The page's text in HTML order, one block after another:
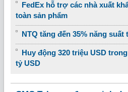
FedEx hỗ trợ các nhà xuất
toàn sản phẩm
NTQ tăng đến 35% năng
Huy động 320 triệu USD
tỷ USD